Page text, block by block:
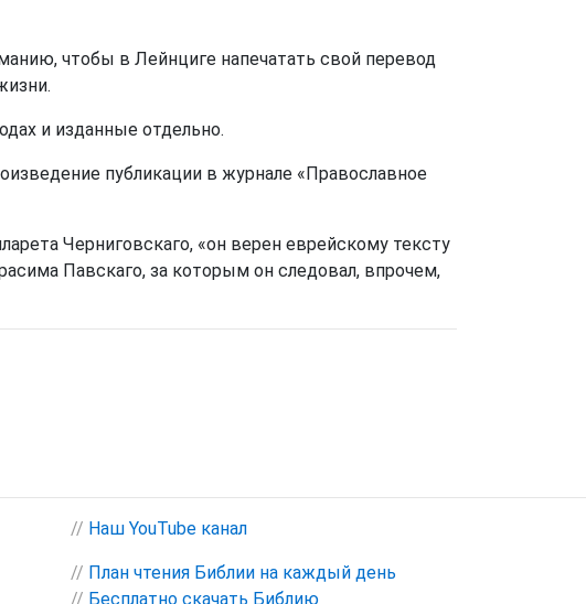
чтобы в Лейнциге напечатать свой перевод
и изданные отдельно.
публикации в журнале «Православное
Черниговскаго, «он верен еврейскому тексту
Павскаго, за которым он следовал, впрочем,
// Наш YouTube канал
// План чтения Библии на каждый день
// Бесплатно скачать Библию